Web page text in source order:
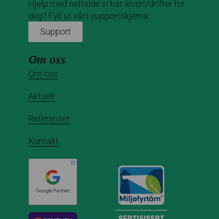
Hjelp med nettside vi har levert/drifter for
deg? Fyll ut vårt supportskjema:
Support
Om oss
Om oss
Aktuelt
Referanser
Kontakt